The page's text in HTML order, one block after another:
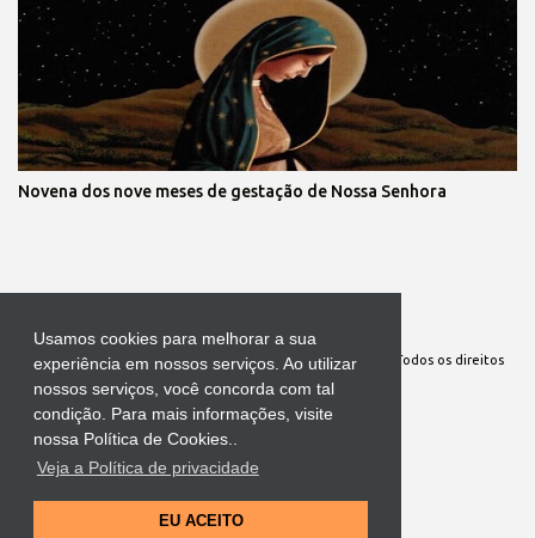
Usamos cookies para melhorar a sua
experiência em nossos serviços. Ao utilizar
nossos serviços, você concorda com tal
condição. Para mais informações, visite
nossa Política de Cookies..
Veja a Política de privacidade
EU ACEITO
Novena dos nove meses de gestação de Nossa Senhora
Site Oficial da Comunidade Nossa Senhora cuida de mim. Todos os direitos
reservados